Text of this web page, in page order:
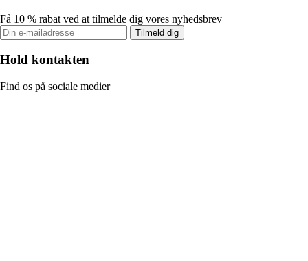
Få 10 % rabat ved at tilmelde dig vores nyhedsbrev
Tilmeld dig
Hold kontakten
Find os på sociale medier